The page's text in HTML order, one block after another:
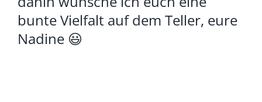
bunte Vielfalt auf dem Teller, eure
Nadine 😃